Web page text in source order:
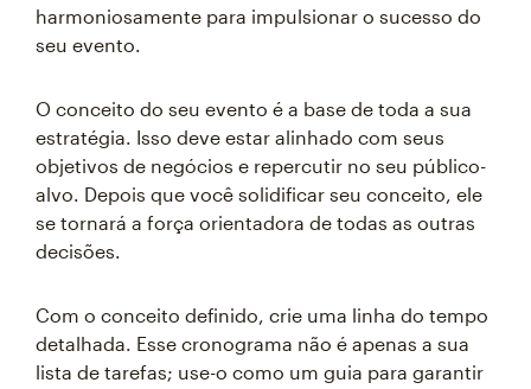
harmoniosamente para impulsionar o sucesso do
seu evento.
O conceito do seu evento é a base de toda a sua
estratégia. Isso deve estar alinhado com seus
objetivos de negócios e repercutir no seu público-
alvo. Depois que você solidificar seu conceito, ele
se tornará a força orientadora de todas as outras
decisões.
Com o conceito definido, crie uma linha do tempo
detalhada. Esse cronograma não é apenas a sua
lista de tarefas; use-o como um guia para garantir